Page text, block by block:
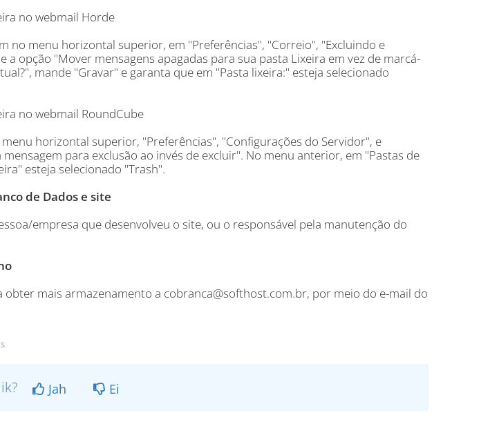
no webmail Horde
no menu horizontal superior, em "Preferências", "Correio", "Excluindo e
a opção "Mover mensagens apagadas para sua pasta Lixeira em vez de marcá-
mande "Gravar" e garanta que em "Pasta lixeira:" esteja selecionado
no webmail RoundCube
horizontal superior, "Preferências", "Configurações do Servidor", e
para exclusão ao invés de excluir". No menu anterior, em "Pastas de
esteja selecionado "Trash".
de Dados e site
empresa que desenvolveu o site, ou o responsável pela manutenção do
obter mais armazenamento a cobranca@softhost.com.br, por meio do e-mail do
Jah Ei